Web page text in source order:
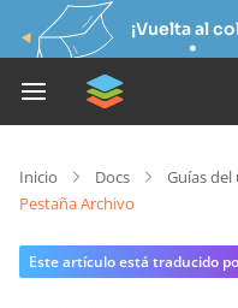
¡Vuelta al
Inicio Docs Guías del
Pestaña Archivo
Este artículo está traducido